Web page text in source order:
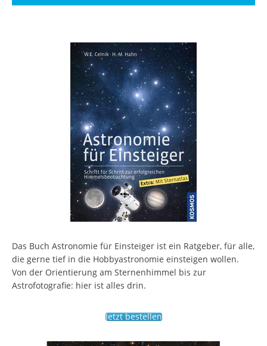
Das Buch Astronomie für Einsteiger ist ein Ratgeber, für alle,
die gerne tief in die Hobbyastronomie einsteigen wollen.
Von der Orientierung am Sternenhimmel bis zur
Astrofotografie: hier ist alles drin.
Jetzt bestellen